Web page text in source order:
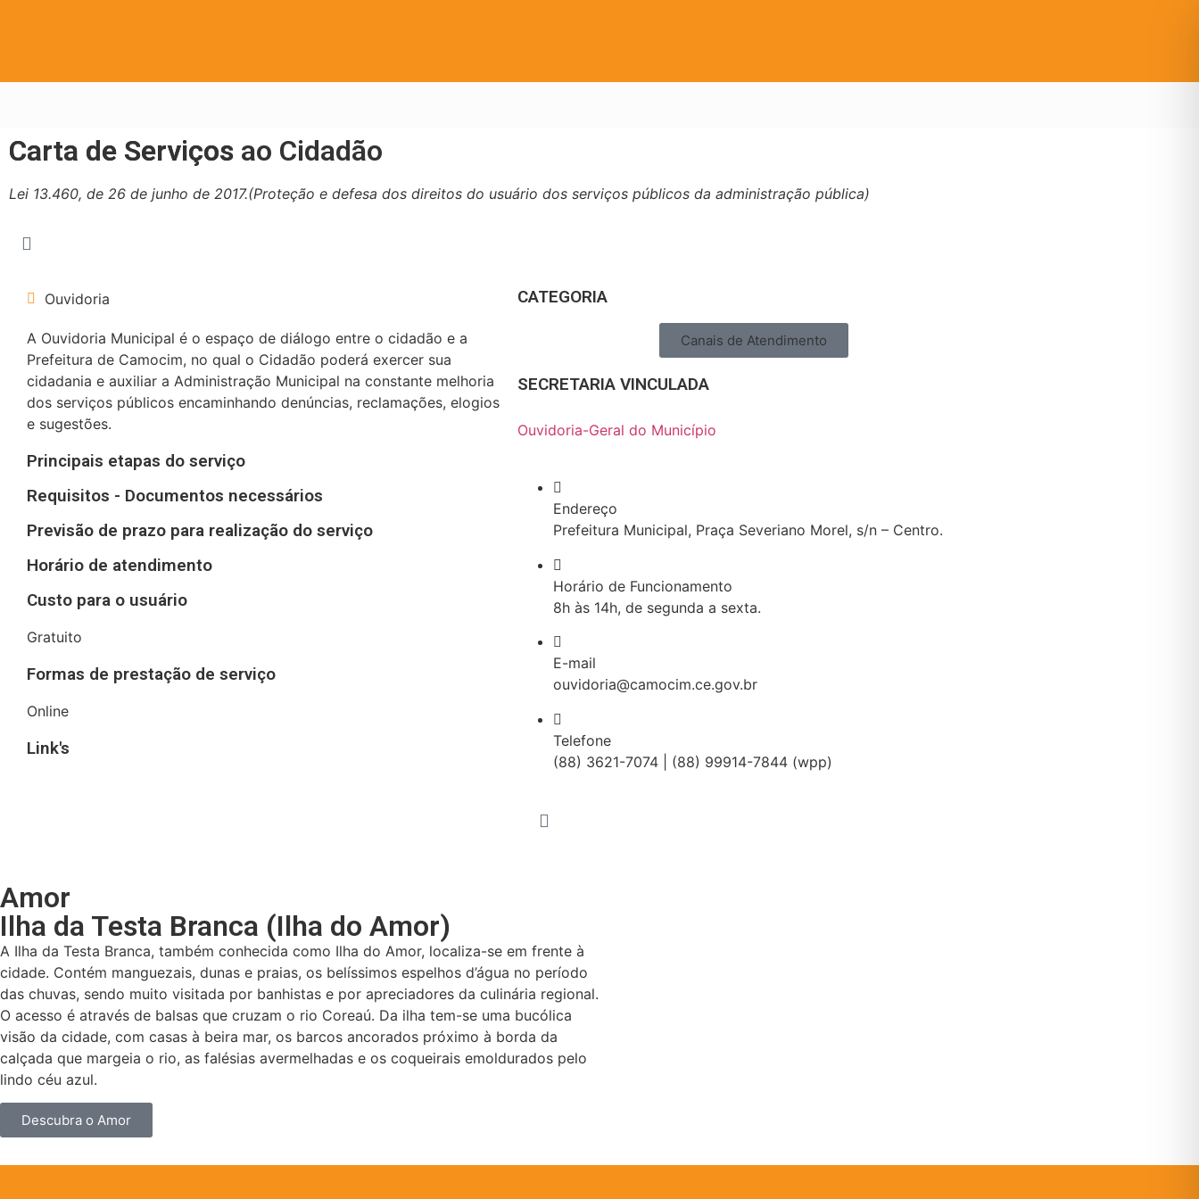
Carta de Serviços
Carta de Serviços ao Cidadão
Lei 13.460, de 26 de junho de 2017.(Proteção e defesa dos direitos do usuário dos serviços públicos da administração pública)
Ouvidoria
A Ouvidoria Municipal é o espaço de diálogo entre o cidadão e a
Prefeitura de Camocim, no qual o Cidadão poderá exercer sua
cidadania e auxiliar a Administração Municipal na constante melhoria
dos serviços públicos encaminhando denúncias, reclamações, elogios
e sugestões.
Principais etapas do serviço
Requisitos - Documentos necessários
Previsão de prazo para realização do serviço
Horário de atendimento
Custo para o usuário
Gratuito
Formas de prestação de serviço
Online
Link's
CATEGORIA
Canais de Atendimento
SECRETARIA VINCULADA
Ouvidoria-Geral do Município
Endereço
Prefeitura Municipal, Praça Severiano Morel, s/n – Centro.
Horário de Funcionamento
8h às 14h, de segunda a sexta.
E-mail
ouvidoria@camocim.ce.gov.br
Telefone
(88) 3621-7074 | (88) 99914-7844 (wpp)
Amor
Ilha da Testa Branca (Ilha do Amor)
A Ilha da Testa Branca, também conhecida como Ilha do Amor, localiza-se em frente à
cidade. Contém manguezais, dunas e praias, os belíssimos espelhos d’água no período
das chuvas, sendo muito visitada por banhistas e por apreciadores da culinária regional.
O acesso é através de balsas que cruzam o rio Coreaú. Da ilha tem-se uma bucólica
visão da cidade, com casas à beira mar, os barcos ancorados próximo à borda da
calçada que margeia o rio, as falésias avermelhadas e os coqueirais emoldurados pelo
lindo céu azul.
Descubra o Amor